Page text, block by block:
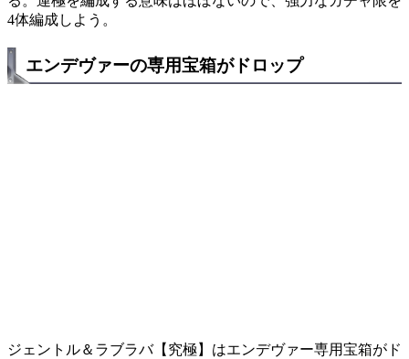
4体編成しよう。
エンデヴァーの専用宝箱がドロップ
ジェントル＆ラブラバ【究極】はエンデヴァー専用宝箱がド